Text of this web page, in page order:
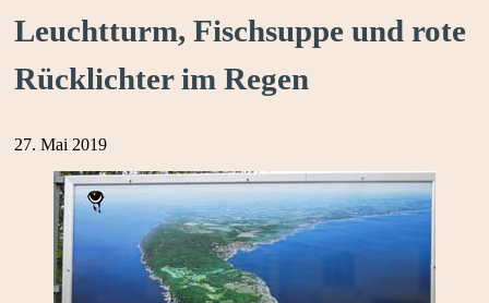
Leuchtturm, Fischsuppe und rote
Rücklichter im Regen
27. Mai 2019